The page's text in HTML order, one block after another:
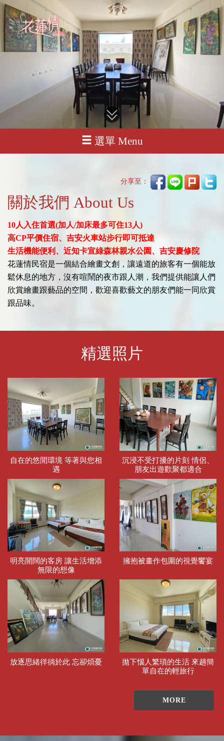
選單 Menu
分享至：
關於我們 About Us
10人入住首選(加人/加床最多可住13人)
高CP平價住宿、吉安火車站步行即可抵達
生活機能便利、近知卡宣綠森林親水公園、吉安慶修院
花蓮情民宿是一個結合繪畫文創，讓遠道的旅客有一個能放
鬆休息的地方，沒有喧鬧的夜市跟人潮，我們提供能讓人們
欣賞繪畫跟藝品的空間，歡迎喜歡藝文的朋友們能一同欣賞
跟品味。
精選照片
自在的悠閒環境 等著與您相
遇
沉浸不受打擾的片刻 情侶、
朋友出遊歡聚都適合
明亮開闊的客房 讓生活增添
無限的想像
擁抱被畫作包圍的視覺饗宴
放逐思緒徉徜於此 忘卻煩憂
拋下惱人繁瑣的生活 來趟簡
單自在的輕旅行
MORE